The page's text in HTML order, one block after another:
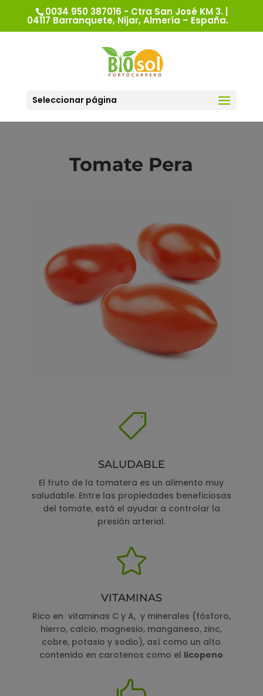
0034 950 387016 - Ctra San José KM 3. |
04117 Barranquete, Nijar, Almería – España.
Seleccionar página
Tomate Pera

SALUDABLE
El fruto de la tomatera es un alimento muy
saludable. Entre las propiedades beneficiosas
del tomate, está el ayudar a controlar la
presión arterial.

VITAMINAS
Rico en vitaminas C y A, y minerales (fósforo,
hierro, calcio, magnesio, manganeso, zinc,
cobre, potasio y sodio), así como un alto
contenido en carotenos como el licopeno